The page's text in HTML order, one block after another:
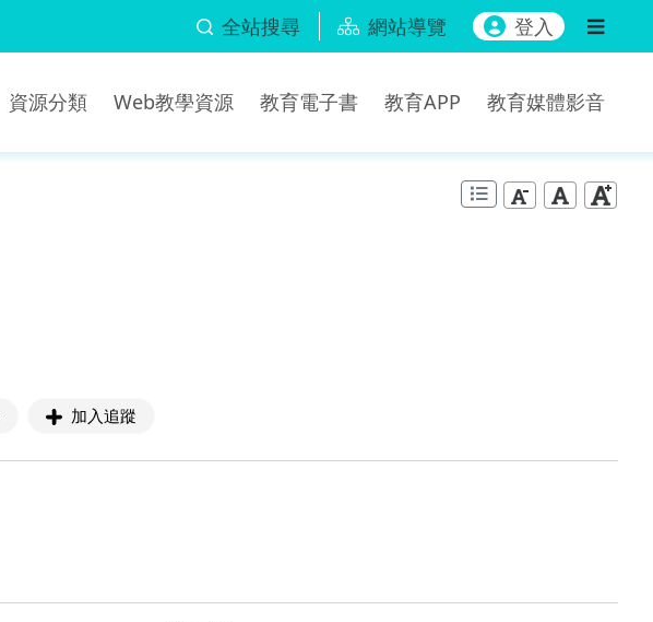
全站搜尋 網站導覽 登入
資源分類 Web教學資源 教育電子書 教育APP 教育媒體影音
加入追蹤